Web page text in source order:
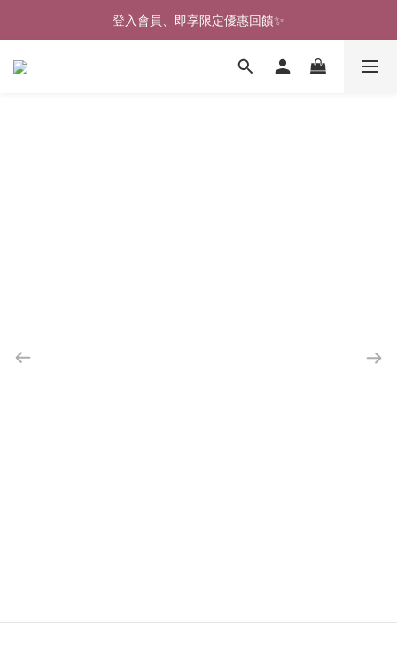
🎉新北淡水實體門市🤗歡迎蒞臨試穿🎉
登入會員、即享限定優惠回饋✨
🎉新北淡水實體門市🤗歡迎蒞臨試穿🎉